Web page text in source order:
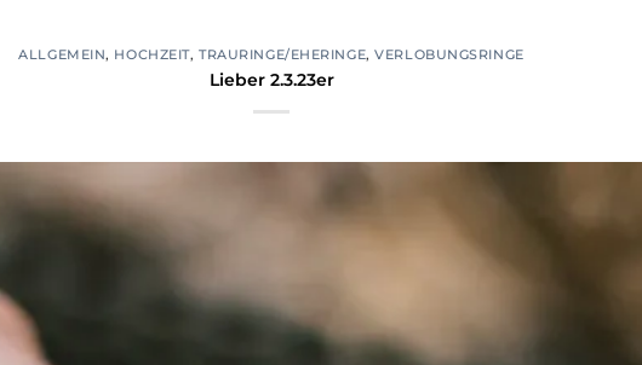
ALLGEMEIN, HOCHZEIT,TRAURINGE/EHERINGE,VERLOBUNGSRINGE
Lieber 2.3.23er